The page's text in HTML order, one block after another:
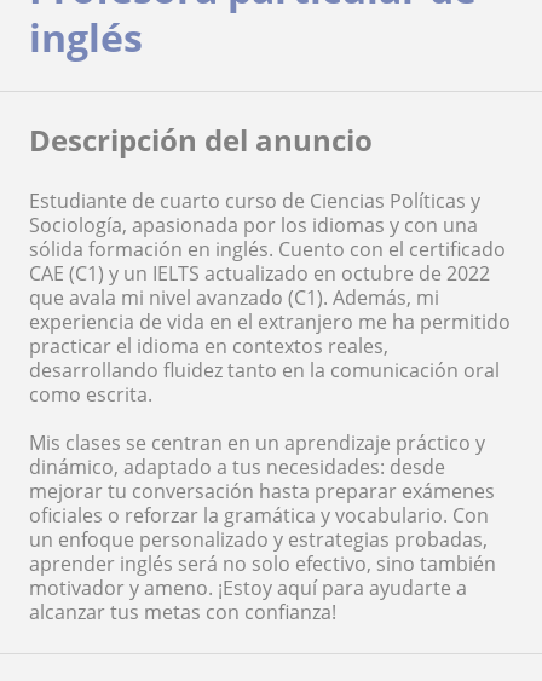
inglés
Descripción del anuncio
Estudiante de cuarto curso de Ciencias Políticas y
Sociología, apasionada por los idiomas y con una
sólida formación en inglés. Cuento con el certificado
CAE (C1) y un IELTS actualizado en octubre de 2022
que avala mi nivel avanzado (C1). Además, mi
experiencia de vida en el extranjero me ha permitido
practicar el idioma en contextos reales,
desarrollando fluidez tanto en la comunicación oral
como escrita.
Mis clases se centran en un aprendizaje práctico y
dinámico, adaptado a tus necesidades: desde
mejorar tu conversación hasta preparar exámenes
oficiales o reforzar la gramática y vocabulario. Con
un enfoque personalizado y estrategias probadas,
aprender inglés será no solo efectivo, sino también
motivador y ameno. ¡Estoy aquí para ayudarte a
alcanzar tus metas con confianza!